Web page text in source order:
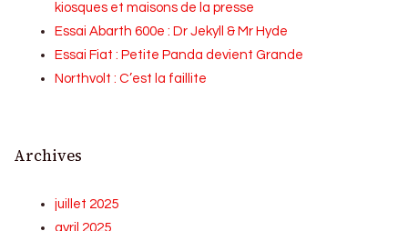
kiosques et maisons de la presse
Essai Abarth 600e : Dr Jekyll & Mr Hyde
Essai Fiat : Petite Panda devient Grande
Northvolt : C’est la faillite
Archives
juillet 2025
avril 2025